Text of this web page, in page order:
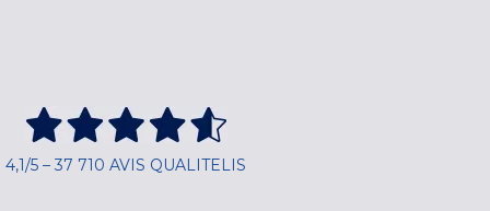
4,1/5 – 37 710 AVIS QUALITELIS